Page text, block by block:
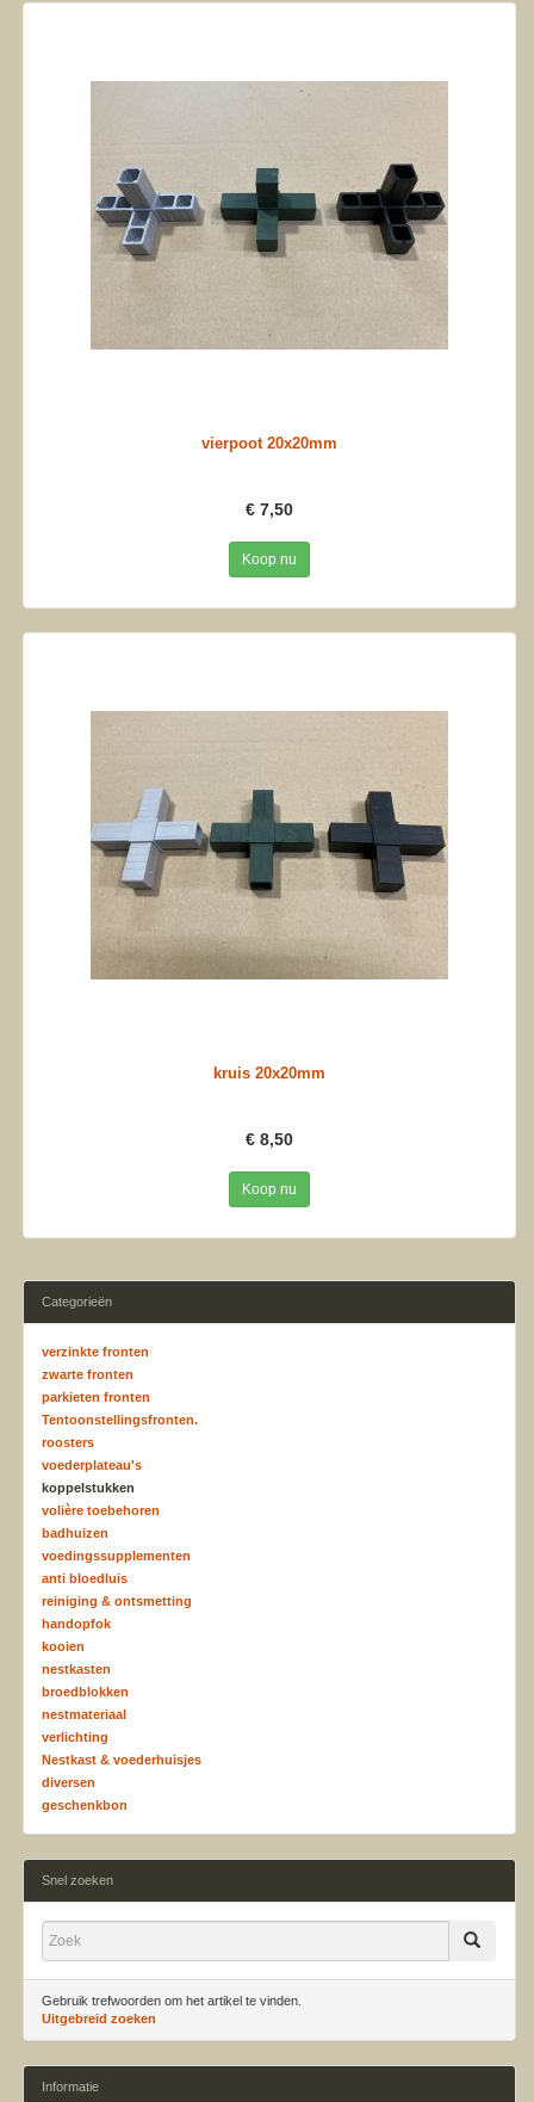
vierpoot 20x20mm
€ 7,50
Koop nu
kruis 20x20mm
€ 8,50
Koop nu
Categorieën
verzinkte fronten
zwarte fronten
parkieten fronten
Tentoonstellingsfronten.
roosters
voederplateau's
koppelstukken
volière toebehoren
badhuizen
voedingssupplementen
anti bloedluis
reiniging & ontsmetting
handopfok
kooien
nestkasten
broedblokken
nestmateriaal
verlichting
Nestkast & voederhuisjes
diversen
geschenkbon
Snel zoeken
Gebruik trefwoorden om het artikel te vinden.
Uitgebreid zoeken
Informatie